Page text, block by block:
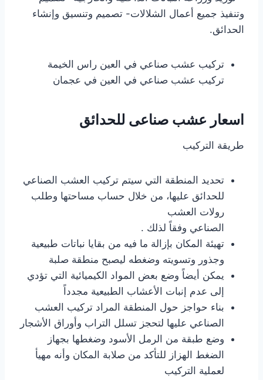
وتنفيذ جميع أعمال الشلالات- تصميم وتنسيق وإنشاء
الحدائق.
تركيب عشب صناعي في العين راس الخيمة
تركيب عشب صناعي في العين في عجمان
اسعار عشب صناعى للحدائق
طريقة التركيب
تحديد المنطقة التي سيتم تركيب العشب الصناعي
للحدائق عليها، من خلال حساب مساحتها وطلب
رولات العشب
الصناعي وفقاً لذلك .
تهيئة المكان بإزالة ما فيه من بقايا نباتات طبيعية
وجذور وتسويته وضغطه ليصبح منطقة صلبة
يمكن أيضاً وضع بعض المواد الكيميائية التي تؤدي
إلى عدم إنبات الأعشاب الطبيعية مجدداً
بناء حواجز حول المنطقة المراد تركيب العشب
الصناعي عليها لتحجز تسلل التراب وأوراق الأشجار
وضع طبقة من الرمل الأسود وضغطها بجهاز
الضغط الهزاز للتأكد من صلابة المكان وأنه مهيأ
لعملية التركيب